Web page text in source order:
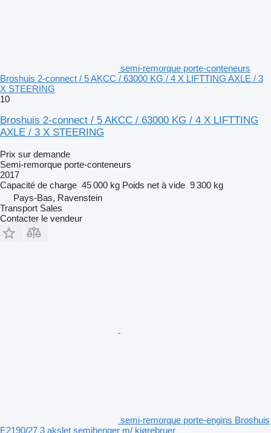
semi-remorque porte-conteneurs
Broshuis 2-connect / 5 AKCC / 63000 KG / 4 X LIFTTING AXLE / 3
X STEERING
10
Broshuis 2-connect / 5 AKCC / 63000 KG / 4 X LIFTTING
AXLE / 3 X STEERING
Prix sur demande
Semi-remorque porte-conteneurs
2017
Capacité de charge 45 000 kg Poids net à vide 9 300 kg
Pays-Bas, Ravenstein
Transport Sales
Contacter le vendeur
semi-remorque porte-engins Broshuis
E2190/27 3 akslet semihenger m/ kjørebruer